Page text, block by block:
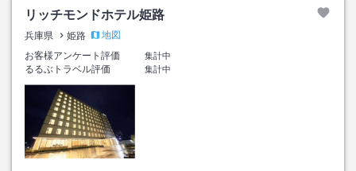
リッチモンドホテル姫路
兵庫県 姫路
地図
お客様アンケート評価
集計中
るるぶトラベル評価 集計中